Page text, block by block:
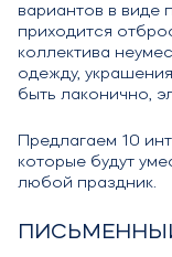
вариантов в виде
приходится
коллектива
одежду,
быть лаконично,
Предлагаем 10
которые будут
любой праздник.